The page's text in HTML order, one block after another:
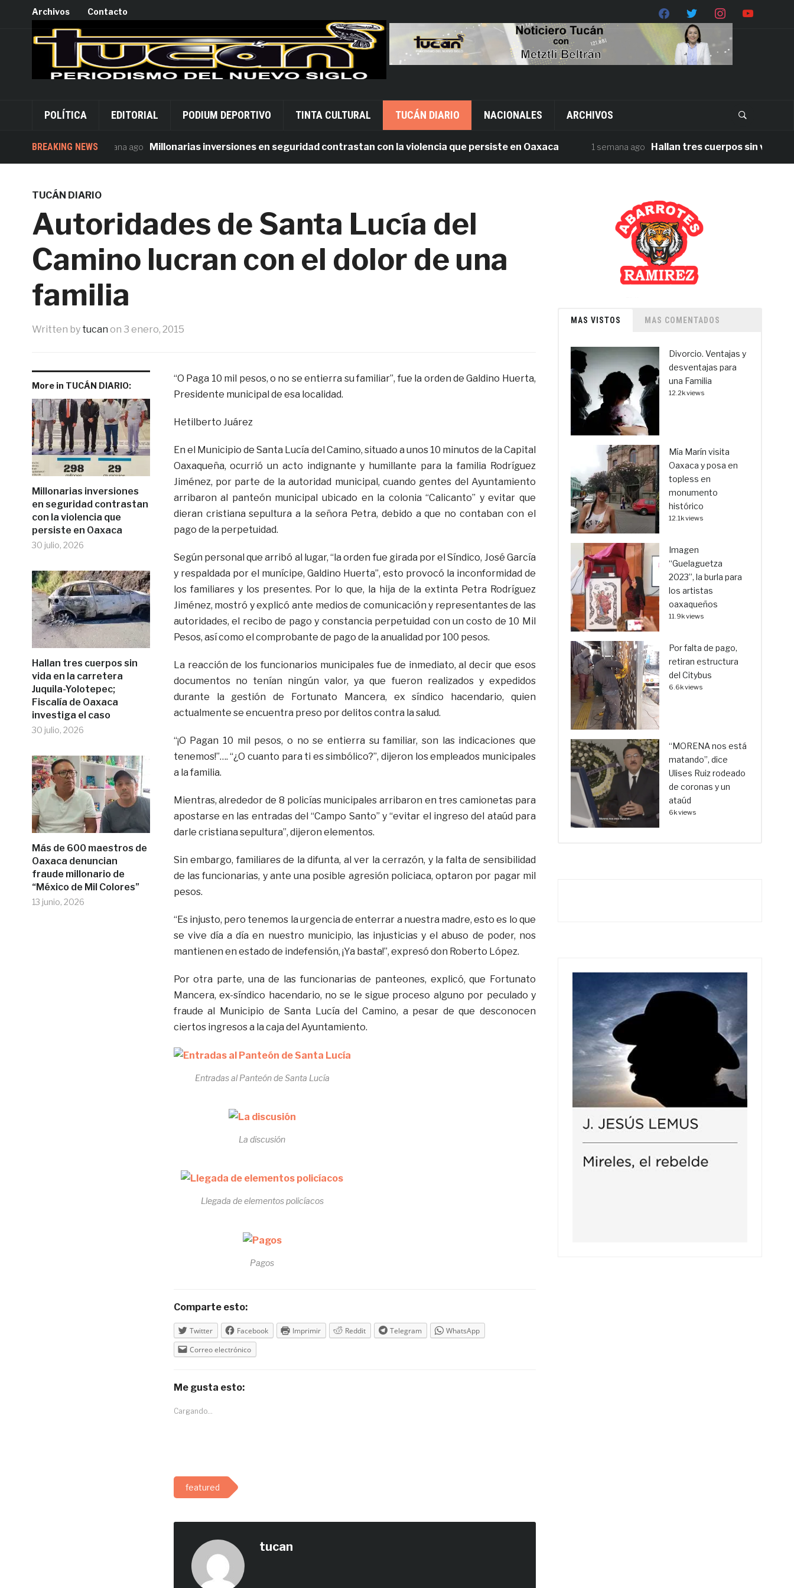
Archivos Contacto
POLÍTICA EDITORIAL PODIUM DEPORTIVO TINTA CULTURAL TUCÁN DIARIO NACIONALES ARCHIVOS
BREAKING NEWS
1 semana ago Millonarias inversiones en seguridad contrastan con la violencia que persiste en Oaxaca 1 semana ago Hallan tres cuerpos sin vida en la
TUCÁN DIARIO
Autoridades de Santa Lucía del
Camino lucran con el dolor de una
familia
Written by tucan on 3 enero, 2015
More in TUCÁN DIARIO:
Millonarias inversiones
en seguridad contrastan
con la violencia que
persiste en Oaxaca
30 julio, 2026
Hallan tres cuerpos sin
vida en la carretera
Juquila-Yolotepec;
Fiscalía de Oaxaca
investiga el caso
30 julio, 2026
Más de 600 maestros de
Oaxaca denuncian
fraude millonario de
“México de Mil Colores”
13 junio, 2026
“O Paga 10 mil pesos, o no se entierra su familiar”, fue la orden de Galdino Huerta,
Presidente municipal de esa localidad.
Hetilberto Juárez
En el Municipio de Santa Lucía del Camino, situado a unos 10 minutos de la Capital
Oaxaqueña, ocurrió un acto indignante y humillante para la familia Rodríguez
Jiménez, por parte de la autoridad municipal, cuando gentes del Ayuntamiento
arribaron al panteón municipal ubicado en la colonia “Calicanto” y evitar que
dieran cristiana sepultura a la señora Petra, debido a que no contaban con el
pago de la perpetuidad.
Según personal que arribó al lugar, “la orden fue girada por el Síndico, José García
y respaldada por el munícipe, Galdino Huerta”, esto provocó la inconformidad de
los familiares y los presentes. Por lo que, la hija de la extinta Petra Rodríguez
Jiménez, mostró y explicó ante medios de comunicación y representantes de las
autoridades, el recibo de pago y constancia perpetuidad con un costo de 10 Mil
Pesos, así como el comprobante de pago de la anualidad por 100 pesos.
La reacción de los funcionarios municipales fue de inmediato, al decir que esos
documentos no tenían ningún valor, ya que fueron realizados y expedidos
durante la gestión de Fortunato Mancera, ex síndico hacendario, quien
actualmente se encuentra preso por delitos contra la salud.
“¡O Pagan 10 mil pesos, o no se entierra su familiar, son las indicaciones que
tenemos!”…. “¿O cuanto para ti es simbólico?”, dijeron los empleados municipales
a la familia.
Mientras, alrededor de 8 policías municipales arribaron en tres camionetas para
apostarse en las entradas del “Campo Santo” y “evitar el ingreso del ataúd para
darle cristiana sepultura”, dijeron elementos.
Sin embargo, familiares de la difunta, al ver la cerrazón, y la falta de sensibilidad
de las funcionarias, y ante una posible agresión policiaca, optaron por pagar mil
pesos.
“Es injusto, pero tenemos la urgencia de enterrar a nuestra madre, esto es lo que
se vive día a día en nuestro municipio, las injusticias y el abuso de poder, nos
mantienen en estado de indefensión, ¡Ya basta!”, expresó don Roberto López.
Por otra parte, una de las funcionarias de panteones, explicó, que Fortunato
Mancera, ex-síndico hacendario, no se le sigue proceso alguno por peculado y
fraude al Municipio de Santa Lucía del Camino, a pesar de que desconocen
ciertos ingresos a la caja del Ayuntamiento.
Entradas al Panteón de Santa Lucía
La discusión
Llegada de elementos policíacos
Pagos
Comparte esto:
Twitter Facebook Imprimir Reddit Telegram
WhatsApp
Correo electrónico
Me gusta esto:
Cargando...
featured
tucan
MAS VISTOS MAS COMENTADOS
Divorcio. Ventajas y
desventajas para
una Familia
12.2k views
Mía Marín visita
Oaxaca y posa en
topless en
monumento
histórico
12.1k views
Imagen
“Guelaguetza
2023”, la burla para
los artistas
oaxaqueños
11.9k views
Por falta de pago,
retiran estructura
del Citybus
6.6k views
“MORENA nos está
matando”, dice
Ulises Ruiz rodeado
de coronas y un
ataúd
6k views